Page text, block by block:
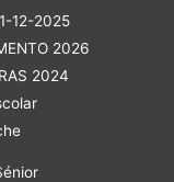
12-2025
2026
2024